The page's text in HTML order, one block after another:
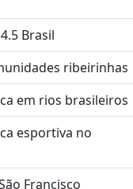
Brasil
ribeirinhas
em rios brasileiros
esportiva no
Francisco